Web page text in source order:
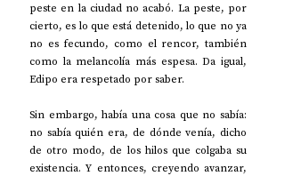
peste en la ciudad no acabó. La peste, por
cierto, es lo que está detenido, lo que no ya
no es fecundo, como el rencor, también
como la melancolía más espesa. Da igual,
Edipo era respetado por saber.
Sin embargo, había una cosa que no sabía:
no sabía quién era, de dónde venía, dicho
de otro modo, de los hilos que colgaba su
existencia. Y entonces, creyendo avanzar,